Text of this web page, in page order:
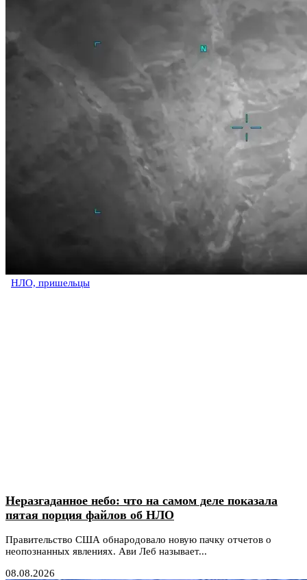
НЛО, пришельцы
Неразгаданное небо: что на самом деле показала
пятая порция файлов об НЛО
Правительство США обнародовало новую пачку отчетов о
неопознанных явлениях. Ави Леб называет...
08.08.2026